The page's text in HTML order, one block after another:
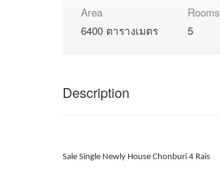
Area
6400 ตารางเมตร
Rooms
5
Description
Sale Single Newly House Chonburi 4 Rais